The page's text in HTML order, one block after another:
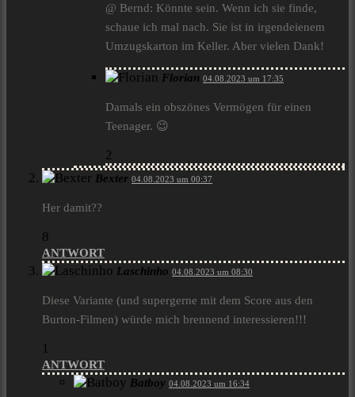
@ Bernd: Könnte sein. Wenn ich sie finde,
schaue ich mal nach. Sie ist in irgendeienem
Umzugskarton im Keller. Aber vielen Dank!
Florian 04.08.2023 um 17:35
Damals ein obszönes Vermögen für einen
Teenager. 😉
2
Bexter 04.08.2023 um 00:37
Her damit??
8
ANTWORT
Laschinho 04.08.2023 um 08:30
Diese Variante (und supergerne mit dem Score aus den
Burton-Filmen) würde mich brennend interessieren!!!
1
ANTWORT
Batboy 04.08.2023 um 16:34